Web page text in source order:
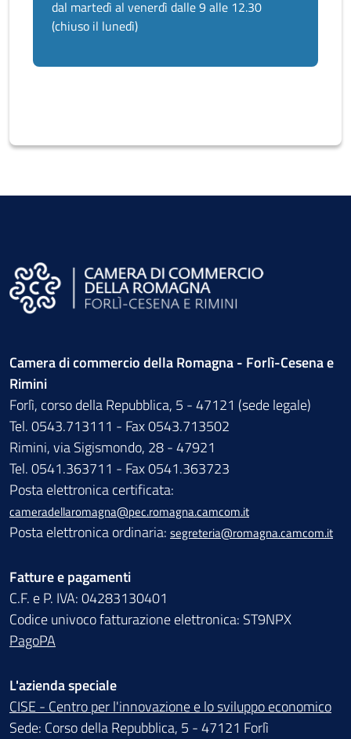
dal martedì al venerdì dalle 9 alle 12.30
(chiuso il lunedì)
Camera di commercio della Romagna - Forlì-Cesena e
Rimini
Forlì, corso della Repubblica, 5 - 47121 (sede legale)
Tel. 0543.713111 - Fax 0543.713502
Rimini, via Sigismondo, 28 - 47921
Tel. 0541.363711 - Fax 0541.363723
Posta elettronica certificata:
cameradellaromagna@pec.romagna.camcom.it
Posta elettronica ordinaria: segreteria@romagna.camcom.it
Fatture e pagamenti
C.F. e P. IVA: 04283130401
Codice univoco fatturazione elettronica: ST9NPX
PagoPA
L'azienda speciale
CISE - Centro per l'innovazione e lo sviluppo economico
Sede: Corso della Repubblica, 5 - 47121 Forlì